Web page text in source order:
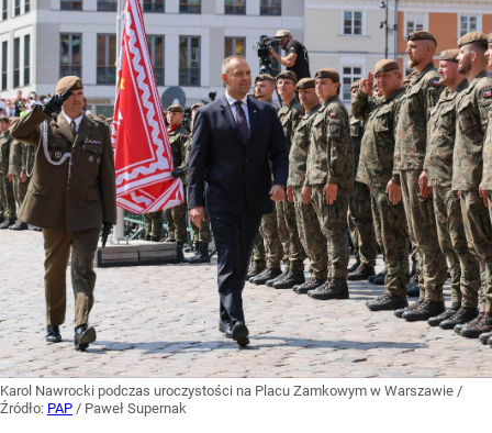
Karol Nawrocki podczas uroczystości na Placu Zamkowym w Warszawie /
Źródło: PAP / Paweł Supernak